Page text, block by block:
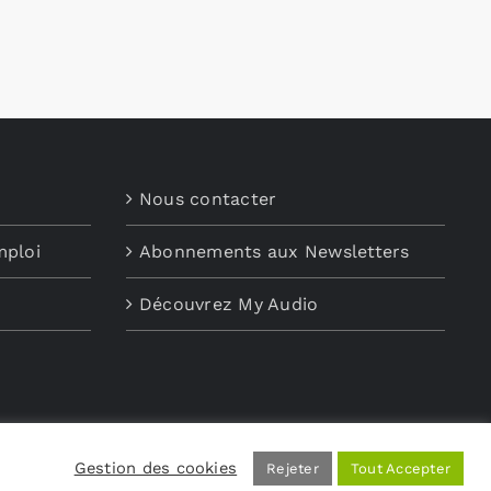
Nous contacter
Abonnements aux Newsletters
Découvrez My Audio
Gestion des cookies Rejeter Tout Accepter